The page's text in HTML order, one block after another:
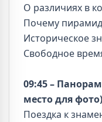
О различиях в
Почему
Историческое
Свободное
09:45 –
место для фото)
Поездка к